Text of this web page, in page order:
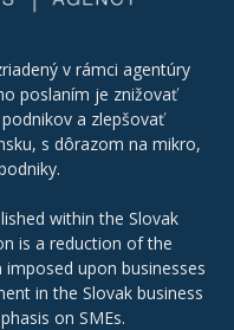
v rámci agentúry
poslaním je znižovať
a zlepšovať
s dôrazom na mikro,
within the Slovak
is a reduction of the
upon businesses
in the Slovak business
on SMEs.